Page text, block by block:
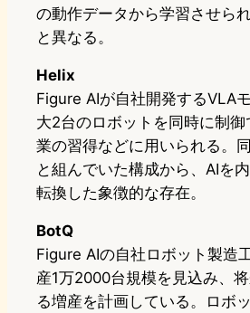
の動作データから学習させら
と異なる。
Helix
Figure AIが自社開発するVLA
大2台のロボットを同時に制
業の習得などに用いられる。
と組んでいた構成から、AIを
転換した象徴的な存在。
BotQ
Figure AIの自社ロボット製造
産1万2000台規模を見込み、
る増産を計画している。ロボ